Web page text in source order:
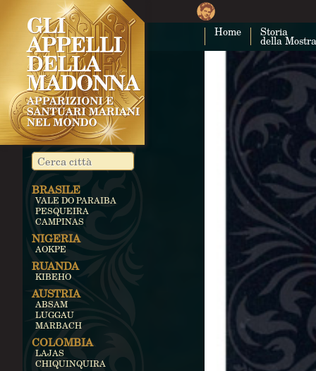
Home Storia
della Mostra
BRASILE
VALE DO PARAIBA
PESQUEIRA
CAMPINAS
NIGERIA
AOKPE
RUANDA
KIBEHO
AUSTRIA
ABSAM
LUGGAU
MARBACH
COLOMBIA
LAJAS
CHIQUINQUIRA